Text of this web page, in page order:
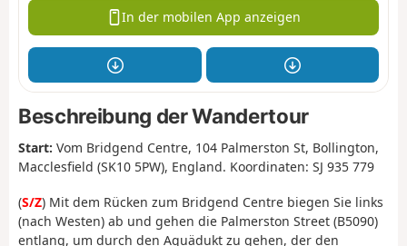
In der mobilen App anzeigen
Beschreibung der Wandertour
Start: Vom Bridgend Centre, 104 Palmerston St, Bollington,
Macclesfield (SK10 5PW), England. Koordinaten: SJ 935 779
(S/Z) Mit dem Rücken zum Bridgend Centre biegen Sie links
(nach Westen) ab und gehen die Palmerston Street (B5090)
entlang, um durch den Aquädukt zu gehen, der den